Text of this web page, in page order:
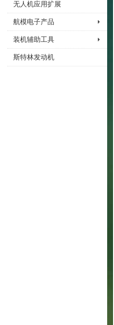
无人机应用扩展
航模电子产品
装机辅助工具
斯特林发动机